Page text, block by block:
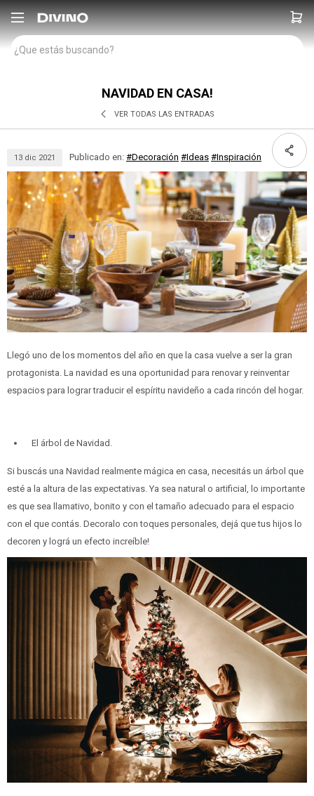

NAVIDAD EN CASA!
VER TODAS LAS ENTRADAS
13 dic 2021 Publicado en: #Decoración #Ideas #Inspiración
Llegó uno de los momentos del año en que la casa vuelve a ser la gran
protagonista. La navidad es una oportunidad para renovar y reinventar
espacios para lograr traducir el espíritu navideño a cada rincón del hogar.
El árbol de Navidad.
Si buscás una Navidad realmente mágica en casa, necesitás un árbol que
esté a la altura de las expectativas. Ya sea natural o artificial, lo importante
es que sea llamativo, bonito y con el tamaño adecuado para el espacio
con el que contás. Decoralo con toques personales, dejá que tus hijos lo
decoren y lográ un efecto increíble!